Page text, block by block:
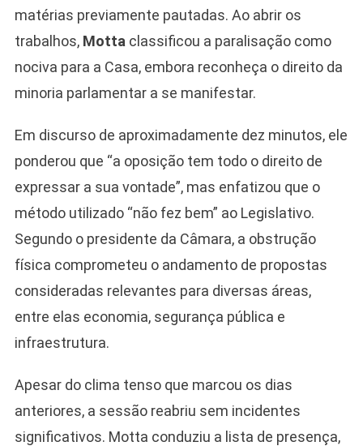
matérias previamente pautadas. Ao abrir os
trabalhos, Motta classificou a paralisação como
nociva para a Casa, embora reconheça o direito da
minoria parlamentar a se manifestar.
Em discurso de aproximadamente dez minutos, ele
ponderou que “a oposição tem todo o direito de
expressar a sua vontade”, mas enfatizou que o
método utilizado “não fez bem” ao Legislativo.
Segundo o presidente da Câmara, a obstrução
física comprometeu o andamento de propostas
consideradas relevantes para diversas áreas,
entre elas economia, segurança pública e
infraestrutura.
Apesar do clima tenso que marcou os dias
anteriores, a sessão reabriu sem incidentes
significativos. Motta conduziu a lista de presença,